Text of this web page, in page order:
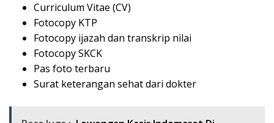
Curriculum Vitae (CV)
Fotocopy KTP
Fotocopy ijazah dan transkrip nilai
Fotocopy SKCK
Pas foto terbaru
Surat keterangan sehat dari dokter